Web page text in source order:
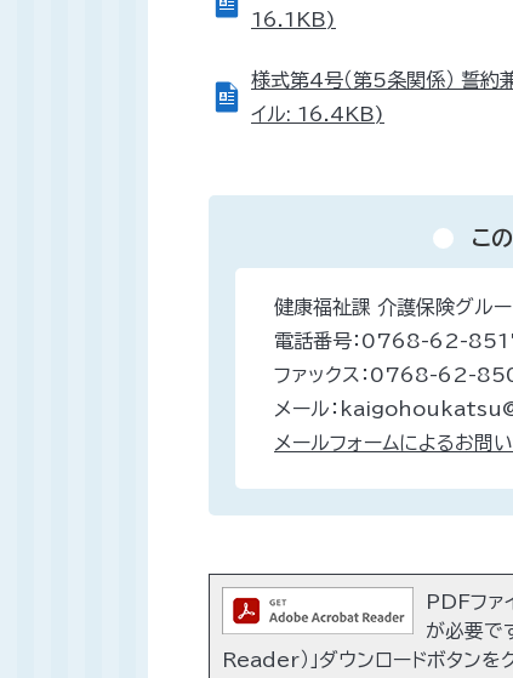
16.1KB)
様式第4号（第5条関係） 誓約
イル: 16.4KB)
こ
健康福祉課 介護保険グル
電話番号：0768-62-
ファックス：0768-62-
メール：
メールフォームによるお問
PDFフ
が必要で
Reader）」ダウンロードボタンを